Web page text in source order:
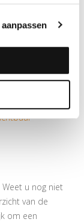
worden
van stofzuigers
u nog niet
van de
om een